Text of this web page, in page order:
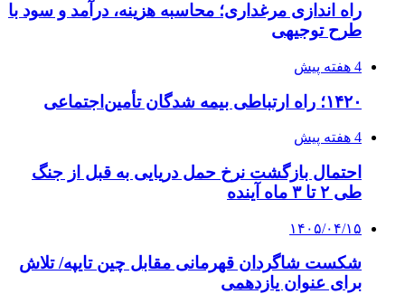
راه اندازی مرغداری؛ محاسبه هزینه، درآمد و سود با
طرح توجیهی
4 هفته پیش
۱۴۲۰؛ راه ارتباطی بیمه شدگان تأمین‌اجتماعی
4 هفته پیش
احتمال بازگشت نرخ حمل دریایی به قبل از جنگ
طی ۲ تا ۳ ماه آینده
۱۴۰۵/۰۴/۱۵
شکست شاگردان قهرمانی مقابل چین تایپه/ تلاش
برای عنوان یازدهمی